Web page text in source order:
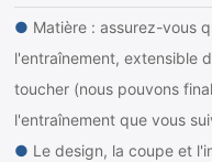
● Matière : assurez-vous
l'entraînement, extensible
toucher (nous pouvons
l'entraînement que vous
● Le design, la coupe et